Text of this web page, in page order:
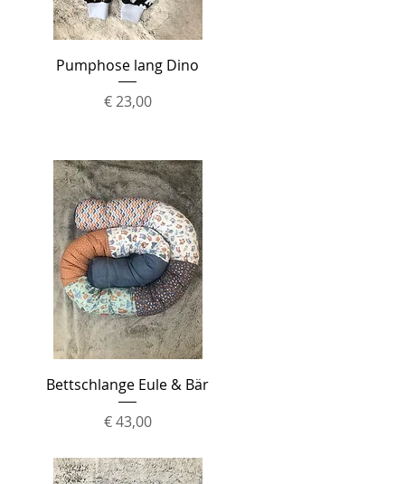
Schnellansicht
Pumphose lang Dino
Preis
€ 23,00
Schnellansicht
Bettschlange Eule & Bär
Preis
€ 43,00